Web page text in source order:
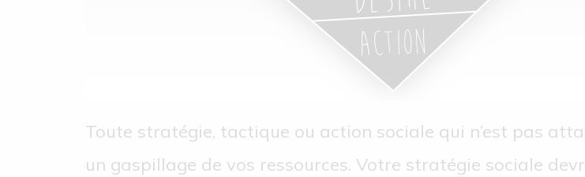
Toute stratégie, tactique ou action sociale qui n’est pas
un gaspillage de vos ressources. Votre stratégie sociale